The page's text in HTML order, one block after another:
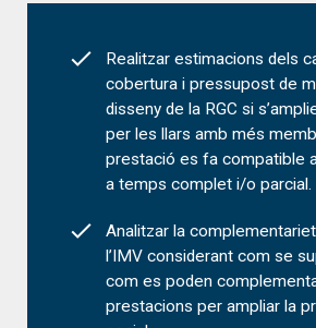
Realitzar estimacions dels
cobertura i pressupost de
disseny de la RGC si
per les llars amb més
prestació es fa compatible
a temps complet i/o parcial.
Analitzar la
l’IMV considerant com se
com es poden
prestacions per ampliar la